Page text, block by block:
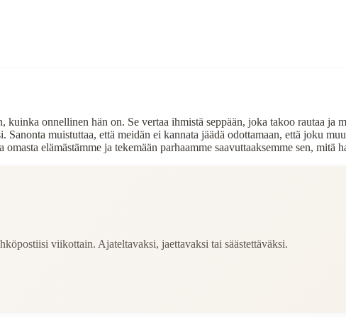
onnellinen hän on. Se vertaa ihmistä seppään, joka takoo rautaa ja
muistuttaa, että meidän ei kannata jäädä odottamaan, että joku
elämästämme ja tekemään parhaamme saavuttaaksemme sen, mitä
viikottain. Ajateltavaksi, jaettavaksi tai säästettäväksi.